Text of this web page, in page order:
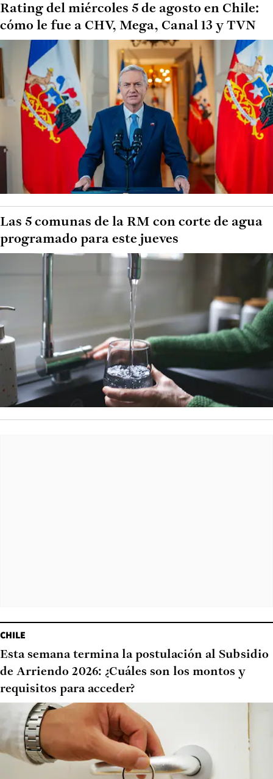
Rating del miércoles 5 de agosto en Chile:
cómo le fue a CHV, Mega, Canal 13 y TVN
Las 5 comunas de la RM con corte de agua
programado para este jueves
CHILE
Esta semana termina la postulación al Subsidio
de Arriendo 2026: ¿Cuáles son los montos y
requisitos para acceder?